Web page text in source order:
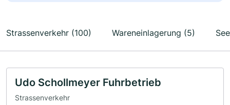
Strassenverkehr (100) Wareneinlagerung (5)
Udo Schollmeyer Fuhrbetrieb
Strassenverkehr